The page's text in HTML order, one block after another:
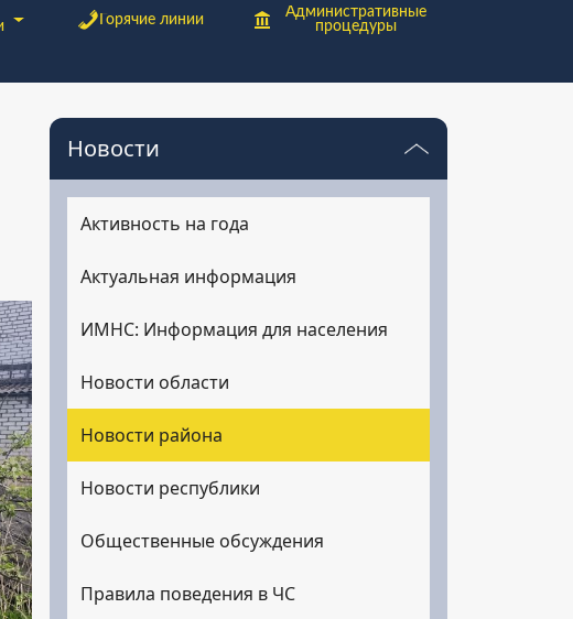
Горячие линии
Административные
процедуры
Новости
Активность на года
Актуальная информация
ИМНС: Информация для населения
Новости области
Новости района
Новости республики
Общественные обсуждения
Правила поведения в ЧС